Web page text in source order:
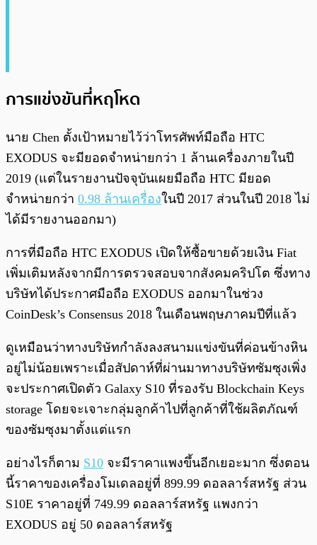
การแข่งขันที่หฤโหด
นาย Chen ตั้งเป้าหมายไว้ว่าโทรศัพท์มือถือ HTC
EXODUS จะมียอดจำหน่ายกว่า 1 ล้านเครื่องภายในปี
2019 (แต่ในรายงานปัจจุบันเผยมือถือ HTC มียอด
จำหน่ายกว่า 0.98 ล้านเครื่องในปี 2017 ส่วนในปี 2018 ไม่
ได้มีรายงานออกมา)
การที่มือถือ HTC EXODUS เปิดให้ซื้อขายด้วยเงิน Fiat
เพิ่มเติมหลังจากมีการตรวจสอบจากสังคมคริปโต ซึ่งทาง
บริษัทได้ประกาศมือถือ EXODUS ออกมาในช่วง
CoinDesk’s Consensus 2018 ในเดือนพฤษภาคมปีที่แล้ว
ดูเหมือนว่าทางบริษัทกำลังลงสนามแข่งขันที่ค่อนข้างหิน
อยู่ไม่น้อยเพราะเมื่อสัปดาห์ที่ผ่านมาทางบริษัทซัมซุงเพิ่ง
จะประกาศเปิดตัว Galaxy S10 ที่รองรับ Blockchain Keys
storage โดยจะเจาะกลุ่มลูกค้าไปที่ลูกค้าที่ใช้ผลิตภัณฑ์
ของซัมซุงมาตั้งแต่แรก
อย่างไรก็ตาม S10 จะมีราคาแพงขึ้นอีกเยอะมาก ซึ่งตอน
นี้ราคาของเครื่องโมเดลอยู่ที่ 899.99 ดอลลาร์สหรัฐ ส่วน
S10E ราคาอยู่ที่ 749.99 ดอลลาร์สหรัฐ แพงกว่า
EXODUS อยู่ 50 ดอลลาร์สหรัฐ